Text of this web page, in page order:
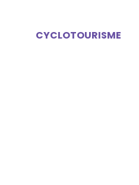
CYCLOTOURISME